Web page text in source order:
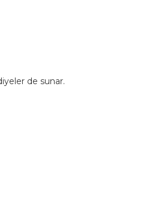
de sunar.